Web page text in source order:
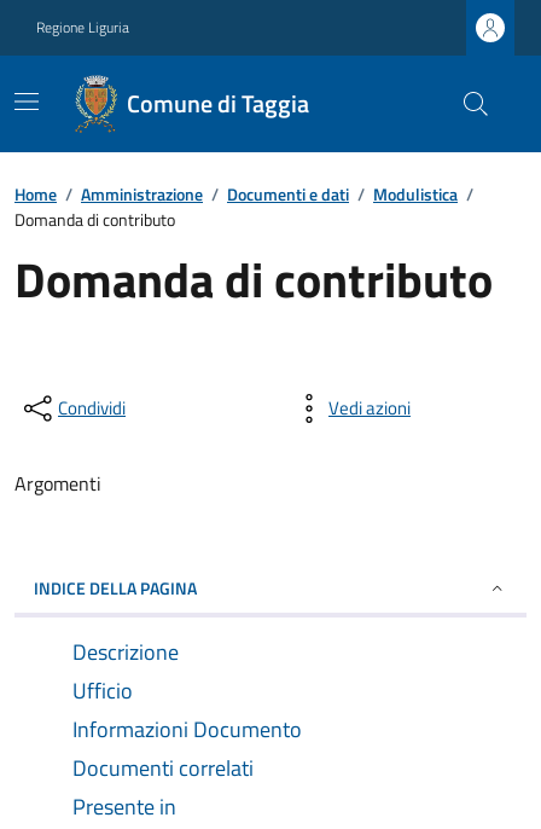
Regione Liguria
Comune di Taggia
Home / Amministrazione / Documenti e dati / Modulistica /
Domanda di contributo
Domanda di contributo
Condividi Vedi azioni
Argomenti
INDICE DELLA PAGINA
Descrizione
Ufficio
Informazioni Documento
Documenti correlati
Presente in